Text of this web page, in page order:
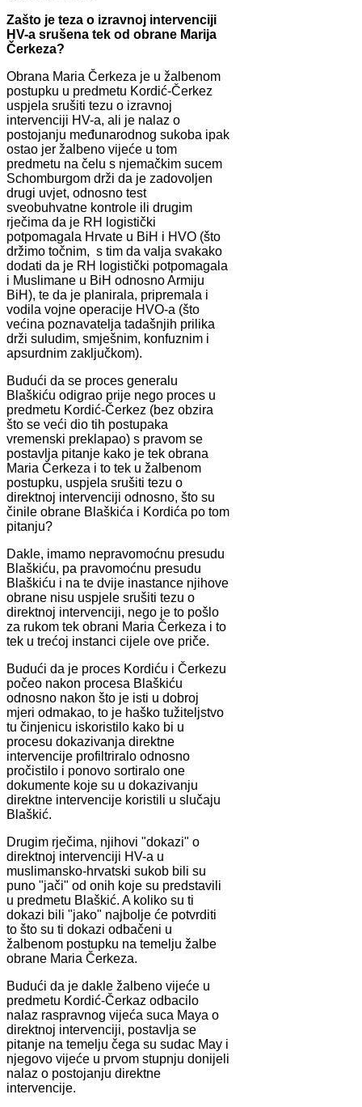
Zašto je teza o izravnoj intervenciji
HV-a srušena tek od obrane Marija
Čerkeza?
Obrana Maria Čerkeza je u žalbenom
postupku u predmetu Kordić-Čerkez
uspjela srušiti tezu o izravnoj
intervenciji HV-a, ali je nalaz o
postojanju međunarodnog sukoba ipak
ostao jer žalbeno vijeće u tom
predmetu na čelu s njemačkim sucem
Schomburgom drži da je zadovoljen
drugi uvjet, odnosno test
sveobuhvatne kontrole ili drugim
rječima da je RH logistički
potpomagala Hrvate u BiH i HVO (što
držimo točnim, s tim da valja svakako
dodati da je RH logistički potpomagala
i Muslimane u BiH odnosno Armiju
BiH), te da je planirala, pripremala i
vodila vojne operacije HVO-a (što
većina poznavatelja tadašnjih prilika
drži suludim, smješnim, konfuznim i
apsurdnim zaključkom).
Budući da se proces generalu
Blaškiću odigrao prije nego proces u
predmetu Kordić-Čerkez (bez obzira
što se veći dio tih postupaka
vremenski preklapao) s pravom se
postavlja pitanje kako je tek obrana
Maria Čerkeza i to tek u žalbenom
postupku, uspjela srušiti tezu o
direktnoj intervenciji odnosno, što su
činile obrane Blaškića i Kordića po tom
pitanju?
Dakle, imamo nepravomoćnu presudu
Blaškiću, pa pravomoćnu presudu
Blaškiću i na te dvije inastance njihove
obrane nisu uspjele srušiti tezu o
direktnoj intervenciji, nego je to pošlo
za rukom tek obrani Maria Čerkeza i to
tek u trećoj instanci cijele ove priče.
Budući da je proces Kordiću i Čerkezu
počeo nakon procesa Blaškiću
odnosno nakon što je isti u dobroj
mjeri odmakao, to je haško tužiteljstvo
tu činjenicu iskoristilo kako bi u
procesu dokazivanja direktne
intervencije profiltriralo odnosno
pročistilo i ponovo sortiralo one
dokumente koje su u dokazivanju
direktne intervencije koristili u slučaju
Blaškić.
Drugim rječima, njihovi "dokazi" o
direktnoj intervenciji HV-a u
muslimansko-hrvatski sukob bili su
puno "jači" od onih koje su predstavili
u predmetu Blaškić. A koliko su ti
dokazi bili "jako" najbolje će potvrditi
to što su ti dokazi odbačeni u
žalbenom postupku na temelju žalbe
obrane Maria Čerkeza.
Budući da je dakle žalbeno vijeće u
predmetu Kordić-Čerkaz odbacilo
nalaz raspravnog vijeća suca Maya o
direktnoj intervenciji, postavlja se
pitanje na temelju čega su sudac May i
njegovo vijeće u prvom stupnju donijeli
nalaz o postojanju direktne
intervencije.